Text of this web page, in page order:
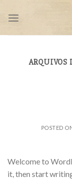
ARQUIVOS
POSTED
Welcome to
it, then start